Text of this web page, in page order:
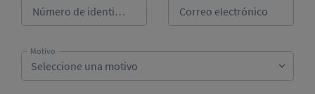
Número de identificación Correo electrónico
Motivo
Seleccione una motivo